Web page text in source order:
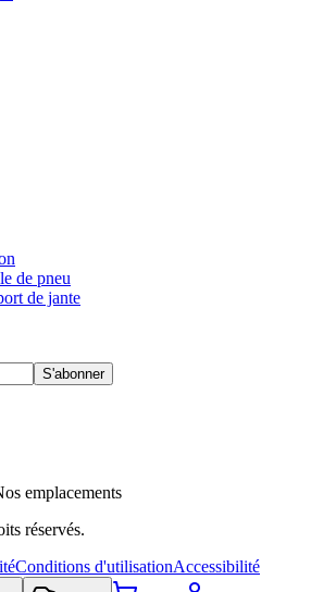
de pneu
de jante
S'abonner
emplacements
réservés.
Conditions d'utilisationAccessibilité